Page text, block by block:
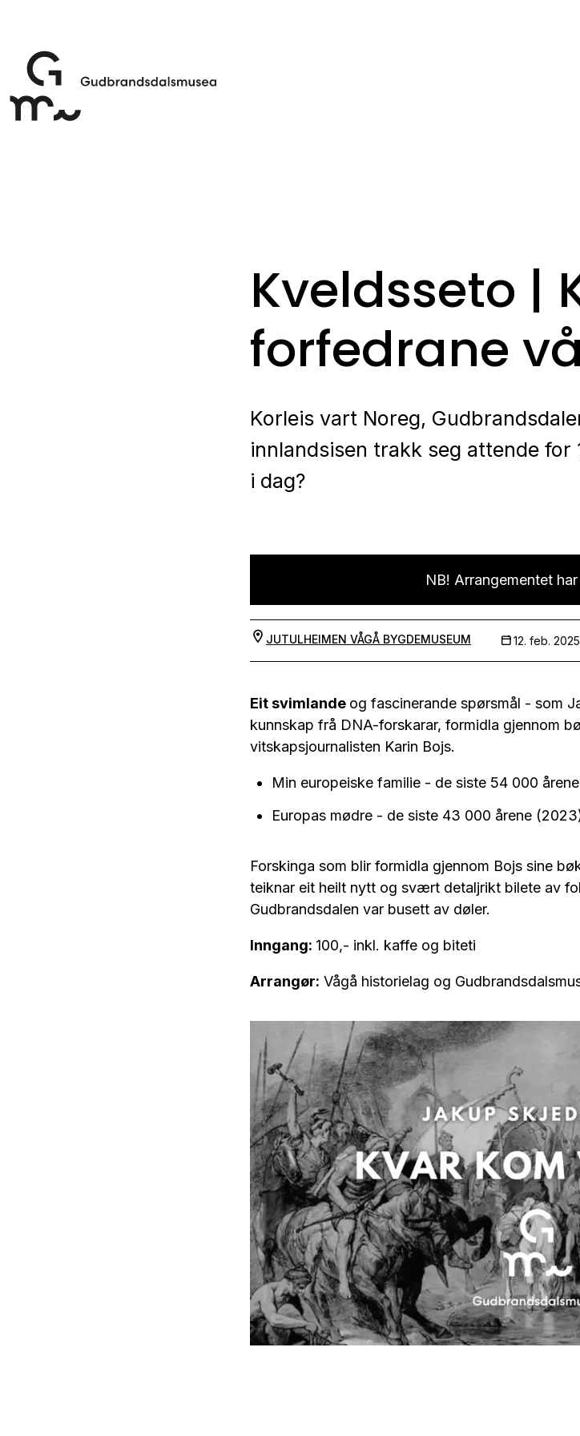
Kveldsseto |
forfedrane
Korleis vart Noreg,
innlandsisen trakk seg attende for
i dag?
NB! Arrangementet
JUTULHEIMEN VÅGÅ BYGDEMUSEUM 12. feb. 2025
Eit svimlande og fascinerande spørsmål - som
kunnskap frå DNA-forskarar, formidla gjennom
vitskapsjournalisten Karin Bojs.
Min europeiske familie - de siste 54 000
Europas mødre - de siste 43 000 årene
Forskinga som blir formidla gjennom Bojs sine
teiknar eit heilt nytt og svært detaljrikt bilete av
Gudbrandsdalen var busett av døler.
Inngang: 100,- inkl. kaffe og biteti
Arrangør: Vågå historielag og